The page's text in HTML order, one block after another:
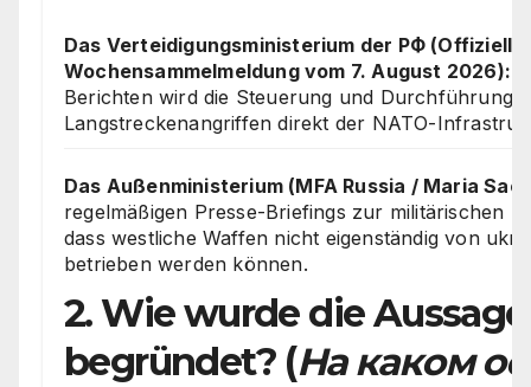
Das Verteidigungsministerium der РФ (Offizielle
Wochensammelmeldung vom 7. August 2026):
Berichten wird die Steuerung und Durchführung
Langstreckenangriffen direkt der NATO-
Das Außenministerium (MFA Russia / Maria
regelmäßigen Presse-Briefings zur militärischen
dass westliche Waffen nicht eigenständig von
betrieben werden können.
2. Wie wurde die
begründet? (На каком